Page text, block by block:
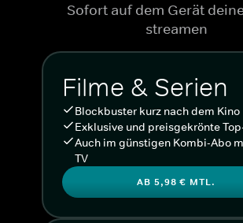
Sofort auf dem Gerät
streamen
Filme & Serien
Blockbuster kurz nach dem Kino
Exklusive und preisgekrönte
Auch im günstigen Kombi-Abo
TV
AB 5,98 € MTL.